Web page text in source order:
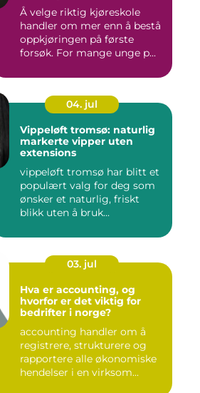
Å velge riktig kjøreskole
handler om mer enn å bestå
oppkjøringen på første
forsøk. For mange unge p...
04. jul
Vippeløft tromsø: naturlig
markerte vipper uten
extensions
vippeløft tromsø har blitt et
populært valg for deg som
ønsker et naturlig, friskt
blikk uten å bruk...
03. jul
Hva er accounting, og
hvorfor er det viktig for
bedrifter i norge?
accounting handler om å
registrere, strukturere og
rapportere alle økonomiske
hendelser i en virksom...